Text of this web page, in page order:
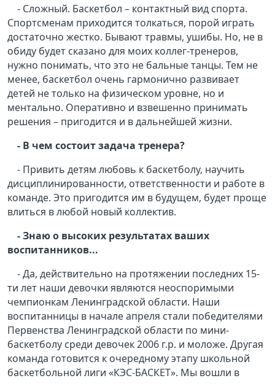
- Сложный. Баскетбол – контактный вид спорта.
Спортсменам приходится толкаться, порой играть
достаточно жестко. Бывают травмы, ушибы. Но, не в
обиду будет сказано для моих коллег-тренеров,
нужно понимать, что это не бальные танцы. Тем не
менее, баскетбол очень гармонично развивает
детей не только на физическом уровне, но и
ментально. Оперативно и взвешенно принимать
решения – пригодится и в дальнейшей жизни.
- В чем состоит задача тренера?
- Привить детям любовь к баскетболу, научить
дисциплинированности, ответственности и работе в
команде. Это пригодится им в будущем, будет проще
влиться в любой новый коллектив.
- Знаю о высоких результатах ваших
воспитанников...
- Да, действительно на протяжении последних 15-
ти лет наши девочки являются неоспоримыми
чемпионкам Ленинградской области. Наши
воспитанницы в начале апреля стали победителями
Первенства Ленинградской области по мини-
баскетболу среди девочек 2006 г.р. и моложе. Другая
команда готовится к очередному этапу школьной
баскетбольной лиги «КЭС-БАСКЕТ». Мы вошли в